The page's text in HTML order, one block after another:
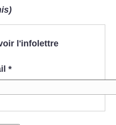
l'infolettre
*